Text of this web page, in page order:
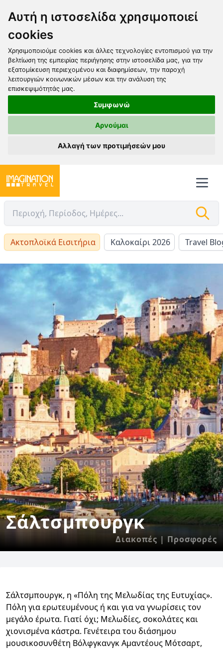
Αυτή η ιστοσελίδα χρησιμοποιεί
cookies
Χρησιμοποιούμε cookies και άλλες τεχνολογίες εντοπισμού για την
βελτίωση της εμπειρίας περιήγησης στην ιστοσελίδα μας, για την
εξατομίκευση περιεχομένου και διαφημίσεων, την παροχή
λειτουργιών κοινωνικών μέσων και την ανάλυση της
επισκεψιμότητάς μας.
Συμφωνώ
Αρνούμαι
Αλλαγή των προτιμήσεών μου
Ακτοπλοϊκά Εισιτήρια Καλοκαίρι 2026 Travel
Σάλτσμπουργκ
Διακοπές | Προσφορές
Σάλτσμπουργκ, η «Πόλη της Μελωδίας της Ευτυχίας».
Πόλη για ερωτευμένους ή και για να γνωρίσεις τον
μεγάλο έρωτα. Γιατί όχι; Μελωδίες, σοκολάτες και
χιονισμένα κάστρα. Γενέτειρα του διάσημου
μουσικοσυνθέτη Βόλφγκανγκ Αμαντέους Μότσαρτ,